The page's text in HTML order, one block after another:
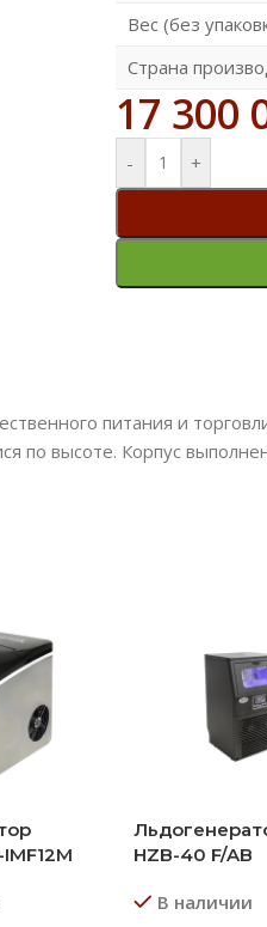
Вес (без
Страна
17 300
- +
питания и
по высоте. Корпус
HZB-40 F/AB
В наличии